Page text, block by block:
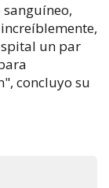
un par
concluyo su